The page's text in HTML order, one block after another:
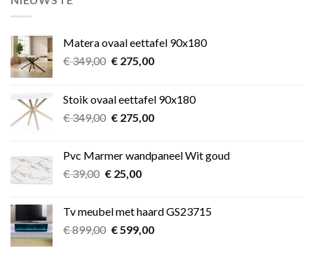
Matera ovaal eettafel 90x180
€349,00 Oorspronkelijke
€ 349,00.
€275,00Huidige
€ 275,00.
Stoik ovaal eettafel 90x180
€349,00 Oorspronkelijke
€ 349,00.
€275,00Huidige
€ 275,00.
Pvc Marmer wandpaneel Wit goud
€39,00 Oorspronkelijke
€ 39,00.
€25,00Huidige
€ 25,00.
Tv meubel met haard GS23715
€899,00 Oorspronkelijke
€599,00Huidige